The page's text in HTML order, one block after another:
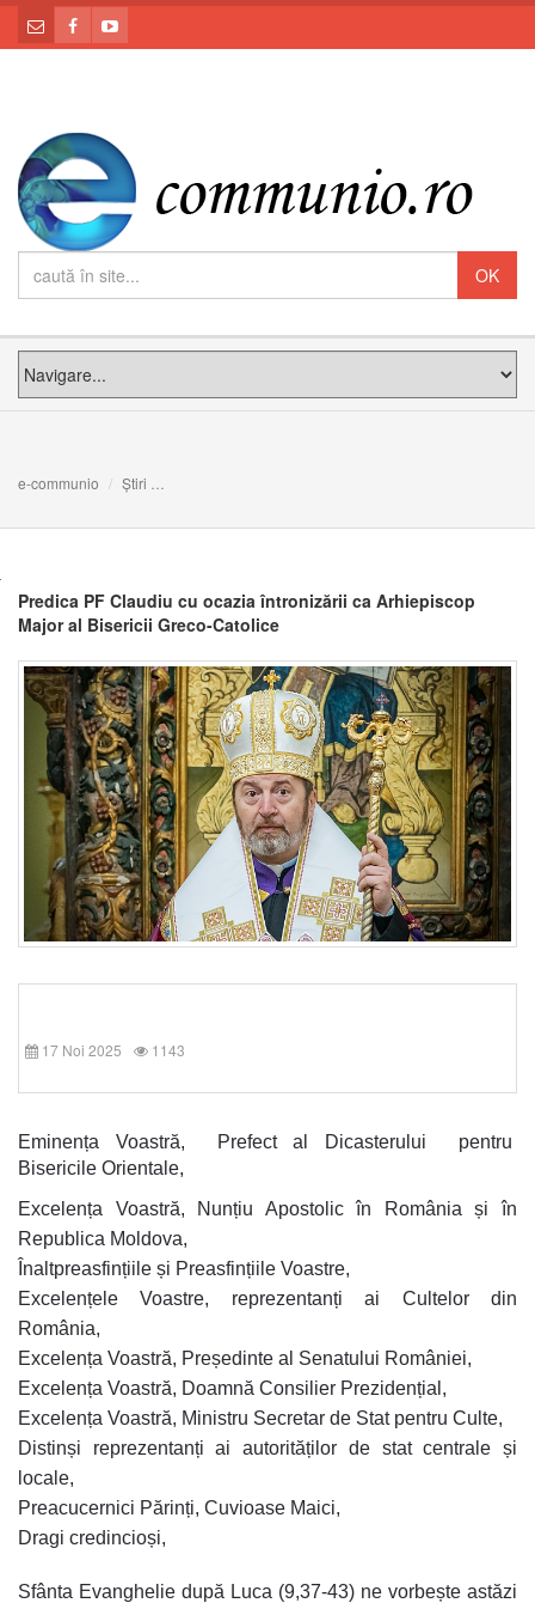
e-communio Știri
Predica PF Claudiu cu ocazia întronizării ca Arhiepiscop
Major al Bisericii Greco-Catolice
17 Noi 2025 1143
Eminența Voastră, Prefect al Dicasterului pentru
Bisericile Orientale,
Excelența Voastră, Nunțiu Apostolic în România și în
Republica Moldova,
Înaltpreasfințiile și Preasfințiile Voastre,
Excelențele Voastre, reprezentanți ai Cultelor din
România,
Excelența Voastră, Președinte al Senatului României,
Excelența Voastră, Doamnă Consilier Prezidențial,
Excelența Voastră, Ministru Secretar de Stat pentru Culte,
Distinși reprezentanți ai autorităților de stat centrale și
locale,
Preacucernici Părinți, Cuvioase Maici,
Dragi credincioși,
Sfânta Evanghelie după Luca (9,37-43) ne vorbește astăzi